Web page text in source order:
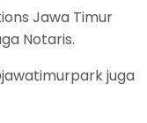
Jawa Timur
Notaris.
juga